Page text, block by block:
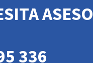
336